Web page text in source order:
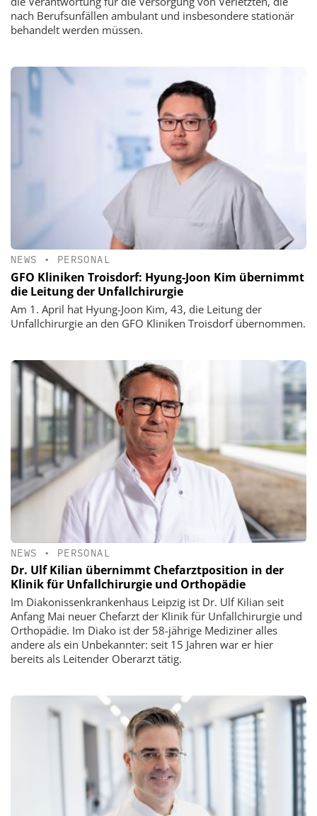
nach Berufsunfällen ambulant und insbesondere stationär
behandelt werden müssen.
NEWS • PERSONAL
GFO Kliniken Troisdorf: Hyung-Joon Kim übernimmt
die Leitung der Unfallchirurgie
Am 1. April hat Hyung-Joon Kim, 43, die Leitung der
Unfallchirurgie an den GFO Kliniken Troisdorf übernommen.
NEWS • PERSONAL
Dr. Ulf Kilian übernimmt Chefarztposition in der
Klinik für Unfallchirurgie und Orthopädie
Im Diakonissenkrankenhaus Leipzig ist Dr. Ulf Kilian seit
Anfang Mai neuer Chefarzt der Klinik für Unfallchirurgie und
Orthopädie. Im Diako ist der 58-jährige Mediziner alles
andere als ein Unbekannter: seit 15 Jahren war er hier
bereits als Leitender Oberarzt tätig.